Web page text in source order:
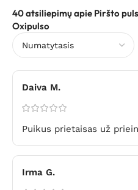
40 atsiliepimų apie Piršto
Oxipulso
Daiva M.
Puikus prietaisas už
Irma G.